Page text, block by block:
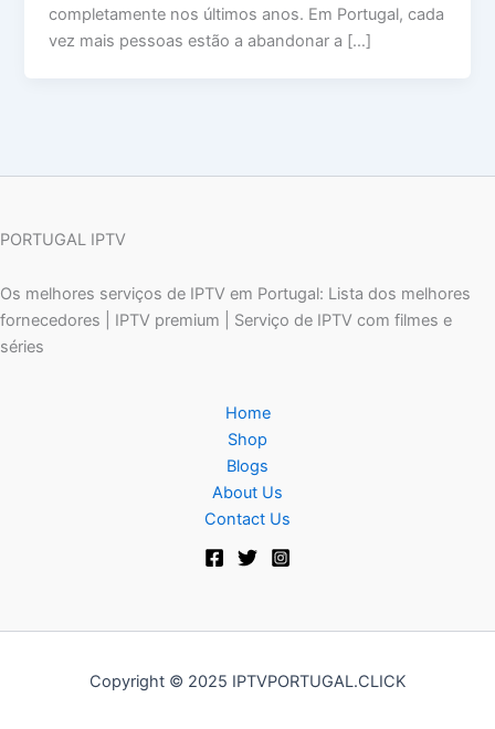
completamente nos últimos anos. Em Portugal, cada
vez mais pessoas estão a abandonar a […]
PORTUGAL IPTV
Os melhores serviços de IPTV em Portugal: Lista dos melhores
fornecedores | IPTV premium | Serviço de IPTV com filmes e
séries
Home
Shop
Blogs
About Us
Contact Us
Copyright © 2025 IPTVPORTUGAL.CLICK